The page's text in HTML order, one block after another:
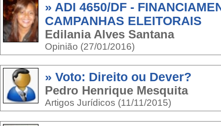
» ADI 4650/DF -
CAMPANHAS ELEITORAIS
Edilania Alves Santana
Opinião (27/01/2016)
» Voto: Direito ou Dever?
Pedro Henrique Mesquita
Artigos Jurídicos (11/11/2015)